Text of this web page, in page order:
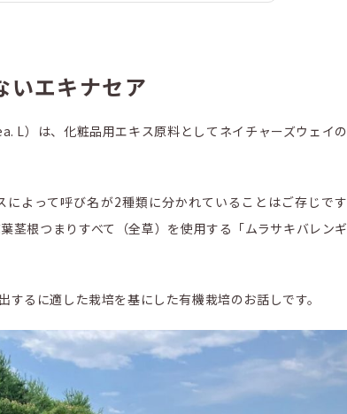
エキナセア
）は、化粧品用エキス原料としてネイチャーズウェイの
よって呼び名が2種類に分かれていることはご存じです
茎根つまりすべて（全草）を使用する「ムラサキバレンギ
るに適した栽培を基にした有機栽培のお話しです。